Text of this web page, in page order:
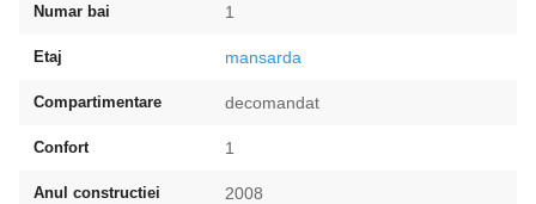
Numar bai 1
Etaj mansarda
Compartimentare decomandat
Confort 1
Anul constructiei 2008